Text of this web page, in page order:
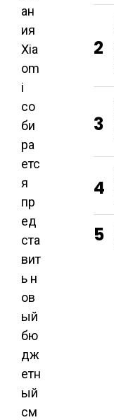
ан
ия
Xia
om
i
со
би
ра
етс
я
пр
ед
ста
вит
ь н
ов
ый
бю
дж
етн
ый
см